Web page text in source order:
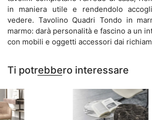
in maniera utile e rendendolo
vedere. Tavolino Quadri Tondo in
marmo: darà personalità e fascino a un
con mobili e oggetti accessori dai
Ti potrebbero interessare